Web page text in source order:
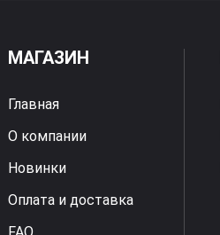
МАГАЗИН
Главная
О компании
Новинки
Оплата и доставка